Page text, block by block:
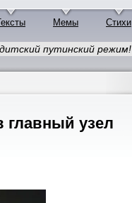
Мемы Стихи
путинский режим!
главный узел